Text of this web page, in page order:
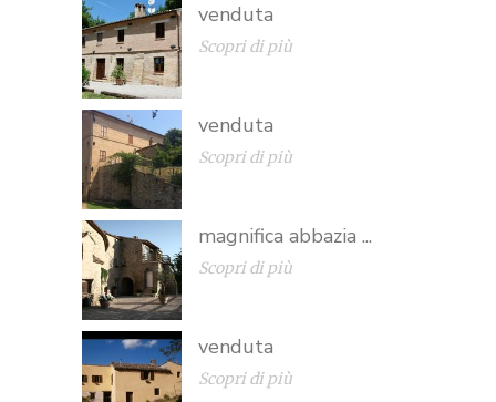
venduta
Scopri di più
venduta
Scopri di più
magnifica abbazia ...
Scopri di più
venduta
Scopri di più